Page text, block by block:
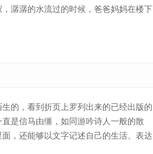
潺潺的水流过的时候，爸爸妈妈在楼下
的，看到折页上罗列出来的已经出版的
是信马由缰，如同游吟诗人一般的散
，还能够以文字记述自己的生活、表达